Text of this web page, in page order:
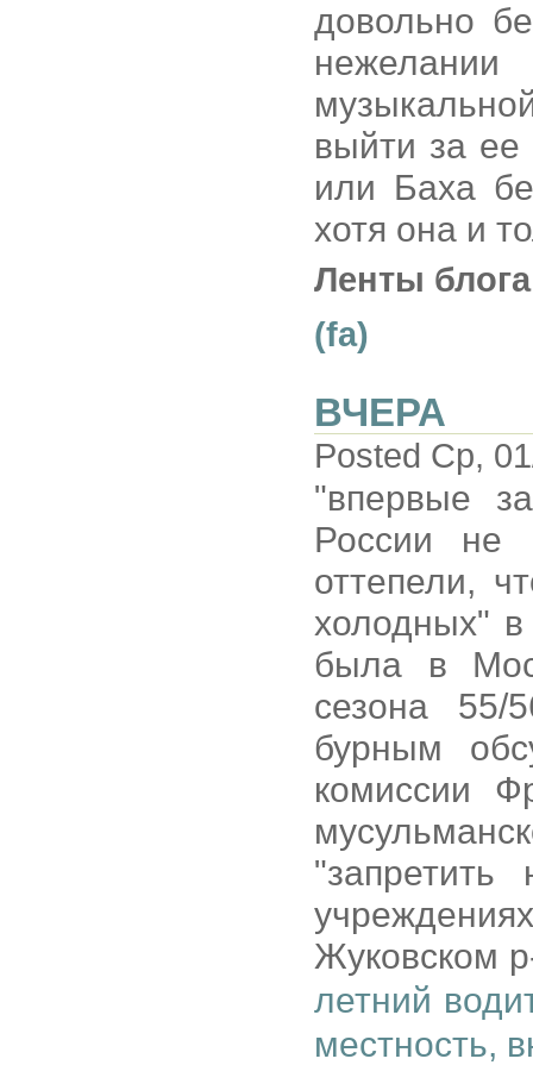
довольно
выйти за ее
или Баха
хотя она и
Ленты
(fa)
ВЧЕРА
Posted Ср,
"впервые
России не
оттепели,
холодных"
была в
сезона 55/
бурным
комиссии
Жуковском
летний
местность,